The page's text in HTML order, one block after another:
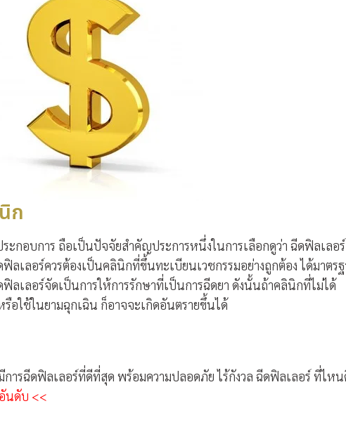
ก
ะกอบการ ถือเป็นปัจจัยสำคัญประการหนึ่งในการเลือกดูว่า ฉีดฟิลเลอร์
ลเลอร์ควรต้องเป็นคลินิกที่ขึ้นทะเบียนเวชกรรมอย่างถูกต้อง ได้มาตร
ฟิลเลอร์จัดเป็นการให้การรักษาที่เป็นการฉีดยา ดังนั้นถ้าคลินิกที่ไม่ได้
อใช้ในยามฉุกเฉิน ก็อาจจะเกิดอันตรายขึ้นได้
ารฉีดฟิลเลอร์ที่ดีที่สุด พร้อมความปลอดภัย ไร้กังวล ฉีดฟิลเลอร์ ที่ไห
นดับ <<